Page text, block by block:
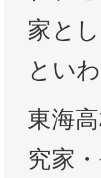
家と
とい
東海
究家